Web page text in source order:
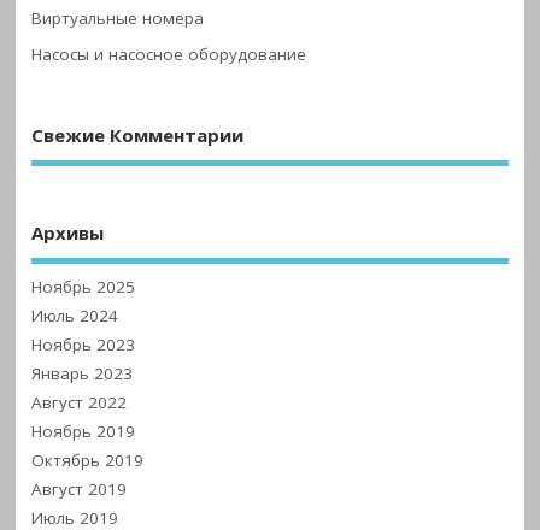
Виртуальные номера
Насосы и насосное оборудование
Свежие Комментарии
Архивы
Ноябрь 2025
Июль 2024
Ноябрь 2023
Январь 2023
Август 2022
Ноябрь 2019
Октябрь 2019
Август 2019
Июль 2019